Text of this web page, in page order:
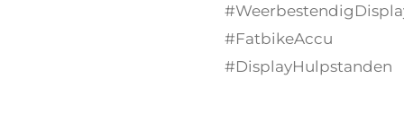
#FatbikeAccu
#DisplayHulpstanden